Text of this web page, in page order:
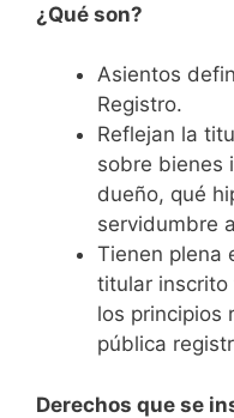
¿Qué son?
Asientos
Registro.
Reflejan la
sobre bienes
dueño, qué
servidumbre
Tienen plena
titular inscrito
los principios
pública
Derechos que se